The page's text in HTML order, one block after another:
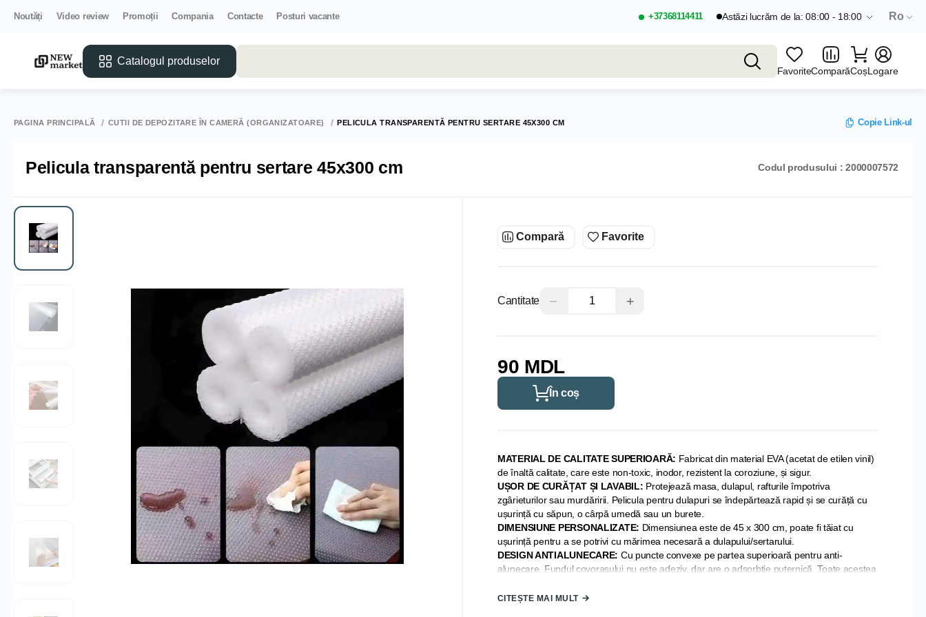
Noutăți Video review Promoții Compania Contacte Posturi vacante +37368114411 Astăzi lucrăm de la: 08:00 - 18:00 Ro
Catalogul produselor
FavoriteComparăCoșLogare
PAGINA PRINCIPALĂ CUTII DE DEPOZITARE ÎN CAMERĂ (ORGANIZATOARE) PELICULA TRANSPARENTĂ PENTRU SERTARE 45X300 CM Copie Link-ul
Pelicula transparentă pentru sertare 45x300 cm Codul produsului : 2000007572
Compară Favorite
Cantitate − +
90 MDL
În coș
MATERIAL DE CALITATE SUPERIOARĂ: Fabricat din material EVA (acetat de etilen vinil)
de înaltă calitate, care este non-toxic, inodor, rezistent la coroziune, și sigur.
UȘOR DE CURĂȚAT ȘI LAVABIL: Protejează masa, dulapul, rafturile împotriva
zgârieturilor sau murdăririi. Pelicula pentru dulapuri se îndepărtează rapid și se curăță cu
ușurință cu săpun, o cârpă umedă sau un burete.
DIMENSIUNE PERSONALIZATE: Dimensiunea este de 45 x 300 cm, poate fi tăiat cu
ușurință pentru a se potrivi cu mărimea necesară a dulapului/sertarului.
DESIGN ANTIALUNECARE: Cu puncte convexe pe partea superioară pentru anti-
alunecare. Fundul covorașului nu este adeziv, dar are o adsorbție puternică. Toate acestea
MULTIFUNCȚIONAL:
CITEȘTE MAI MULT